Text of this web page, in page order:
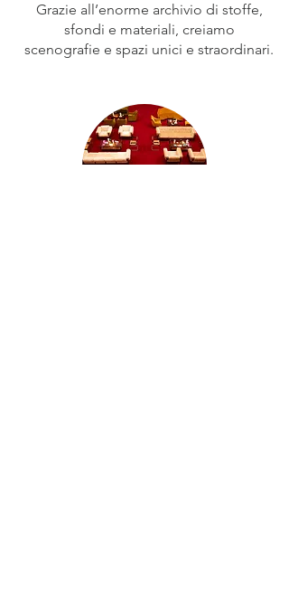
Grazie all’enorme archivio di stoffe,
sfondi e materiali, creiamo
scenografie e spazi unici e straordinari.